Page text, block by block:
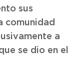
sus
comunidad
a
se dio en el